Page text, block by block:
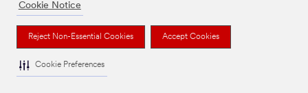
Cookie Notice
Reject Non-Essential Cookies Accept Cookies
Cookie Preferences